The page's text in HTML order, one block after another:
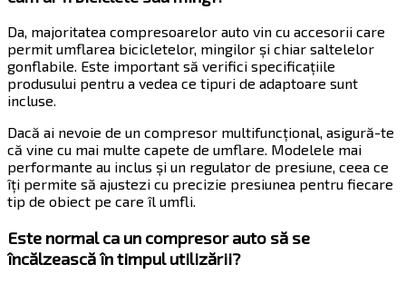
Da, majoritatea compresoarelor auto vin cu accesorii care
permit umflarea bicicletelor, mingilor și chiar saltelelor
gonflabile. Este important să verifici specificațiile
produsului pentru a vedea ce tipuri de adaptoare sunt
incluse.
Dacă ai nevoie de un compresor multifuncțional, asigură-te
că vine cu mai multe capete de umflare. Modelele mai
performante au inclus și un regulator de presiune, ceea ce
îți permite să ajustezi cu precizie presiunea pentru fiecare
tip de obiect pe care îl umfli.
Este normal ca un compresor auto să se
încălzească în timpul utilizării?